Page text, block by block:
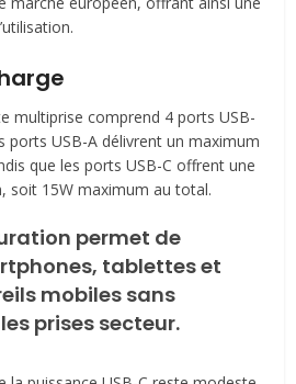
multiprise comprend 4 ports USB-
ports USB-A délivrent un maximum
que les ports USB-C offrent une
soit 15W maximum au total.
permet de
tablettes et
mobiles sans
prises secteur.